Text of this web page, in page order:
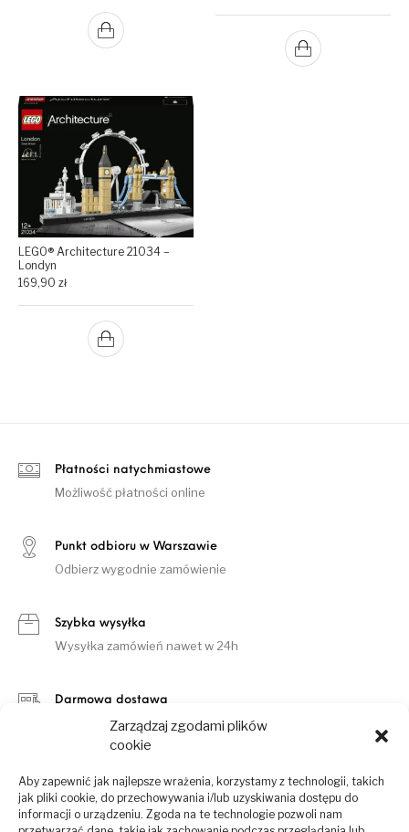
Zarządzaj zgodami plików
cookie
Aby zapewnić jak najlepsze wrażenia, korzystamy z technologii, takich
jak pliki cookie, do przechowywania i/lub uzyskiwania dostępu do
informacji o urządzeniu. Zgoda na te technologie pozwoli nam
LEGO® Architecture 21034 –
Londyn
169,90zł
Płatności natychmiastowe
Możliwość płatności online
Punkt odbioru w Warszawie
Odbierz wygodnie zamówienie
Szybka wysyłka
Wysyłka zamówień nawet w 24h
Darmowa dostawa
Dla zamówień od 500 zł